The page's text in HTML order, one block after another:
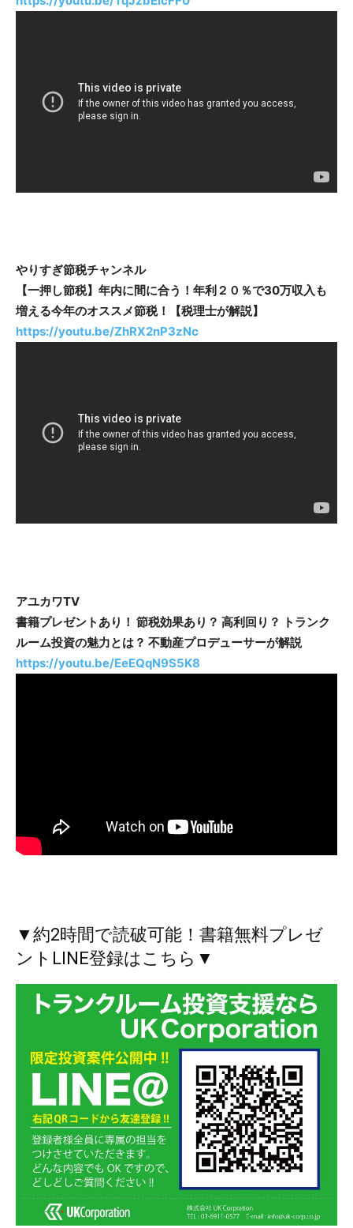
やりすぎ節税チャンネル
【一押し節税】年内に間に合う！年利２０％で30万収入も
増える今年のオススメ節税！【税理士が解説】
https://youtu.be/ZhRX2nP3zNc
アユカワTV
書籍プレゼントあり！ 節税効果あり？ 高利回り？ トランク
ルーム投資の魅力とは？ 不動産プロデューサーが解説
https://youtu.be/EeEQqN9S5K8
▼約2時間で読破可能！書籍無料プレゼ
ントLINE登録はこちら▼